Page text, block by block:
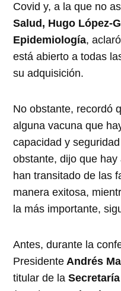
Covid y, a la que no
Salud, Hugo López-
Epidemiología,
está abierto a todas
su adquisición.
No obstante, recordó
alguna vacuna que
capacidad y
obstante, dijo que
han transitado de las
manera exitosa,
la más importante,
Antes, durante la
Presidente Andrés
titular de la